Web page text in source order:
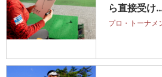
ら直接受け
プロ・トーナメ